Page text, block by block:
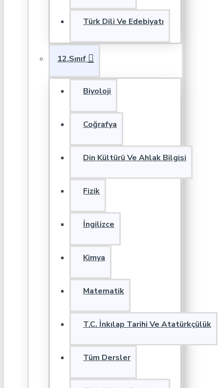
Türk Dili Ve Edebiyatı
12.Sınıf
Biyoloji
Coğrafya
Din Kültürü Ve Ahlak Bilgisi
Fizik
İngilizce
Kimya
Matematik
T.C. İnkılap Tarihi Ve Atatürkçülük
Tüm Dersler